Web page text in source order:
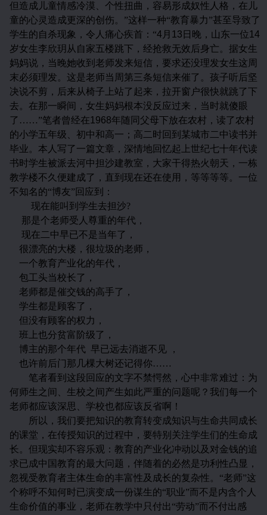
但造成儿童情感冷漠、个性扭曲，容易形成奴性人格，在儿
童的心灵造成更深的创伤。”这样一种“教育暴力”甚至导致了
学生的自杀现象，令人痛心疾首：“4月 13 日晚，山东一位14
岁女生李欣玥从自家五楼跳下，经抢救无效后身亡。据女生
妈妈说，当晚她收到老师发来短信，要求还没理发女生这周
末必须理发。这是老师当周第三条短信来催了。孩子听后坚
决说不剪，后来从椅子上站了起来，拉开窗户很快就跳了下
去。在那一瞬间，女生妈妈根本没反应过来，当时就傻眼
了……”笔者曾经在1968年随同父母下放在农村，读了农村
的小学五年级、初中和高一；高二时回到某城市二中读书并
毕业。本人写了一篇文章，深情地回忆起上世纪七十年代读
书时学生被派去河中担沙建教室，大家干得热火朝天，一栋
教学楼不久便建成了，直到现在还在使用，等等等等。一位
不知名的“博友”回应到：
现在能叫到学生去担沙?
那是个老师受人尊重的年代，
现在二中早已不是当年了，
很漂亮的大楼，很垃圾的老师，
一个教育产业化的年代，
包工头当校长了，
老师都是催交钱的高手了，
学生都是顾客了，
但没有顾客的权力，
班上也分贫富阶级了，
博主的那个年代 早已远去消逝不见
，
也许前后门那几棵大树还记得你……
笔者看到这段回应的文字不禁愕然，心中非常难过：为
何师生之间、生校之间产生如此严重的问题呢？我们每一个
老师都应该深思、学校也都应该反省啊！
所以，我们要把知识的教育转变成知识与生命共同成长
的课堂，在传授知识的过程中，要特别关注学生们的生命成
长。但现实却不容乐观：教育的产业化冲动以及对金钱的追
求已成中国教育的最大问题，伴随着的必然是功利性凸显，
忽视受教育者主体生命的丰富性及成长的复杂性。“老师”这
个称呼不知何时已演变成一份谋生的“职业”而不是内含个人
生命价值的事业，老师在教学中只付出“劳动”而不付出感